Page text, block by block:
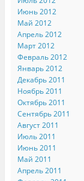
Июнь 2012
Май 2012
Апрель 2012
Март 2012
Февраль 2012
Январь 2012
Декабрь 2011
Ноябрь 2011
Октябрь 2011
Сентябрь 2011
Август 2011
Июль 2011
Июнь 2011
Май 2011
Апрель 2011